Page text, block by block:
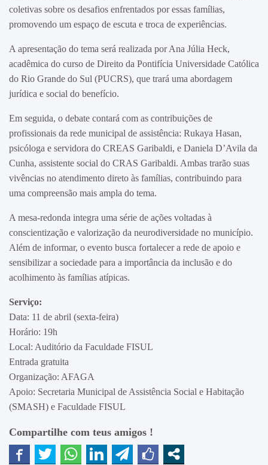
coletivas sobre os desafios enfrentados por essas famílias,
promovendo um espaço de escuta e troca de experiências.
A apresentação do tema será realizada por Ana Júlia Heck,
acadêmica do curso de Direito da Pontifícia Universidade Católica
do Rio Grande do Sul (PUCRS), que trará uma abordagem
jurídica e social do benefício.
Em seguida, o debate contará com as contribuições de
profissionais da rede municipal de assistência: Rukaya Hasan,
psicóloga e servidora do CREAS Garibaldi, e Daniela D’Avila da
Cunha, assistente social do CRAS Garibaldi. Ambas trarão suas
vivências no atendimento direto às famílias, contribuindo para
uma compreensão mais ampla do tema.
A mesa-redonda integra uma série de ações voltadas à
conscientização e valorização da neurodiversidade no município.
Além de informar, o evento busca fortalecer a rede de apoio e
sensibilizar a sociedade para a importância da inclusão e do
acolhimento às famílias atípicas.
Serviço:
Data: 11 de abril (sexta-feira)
Horário: 19h
Local: Auditório da Faculdade FISUL
Entrada gratuita
Organização: AFAGA
Apoio: Secretaria Municipal de Assistência Social e Habitação
(SMASH) e Faculdade FISUL
Compartilhe com teus amigos !